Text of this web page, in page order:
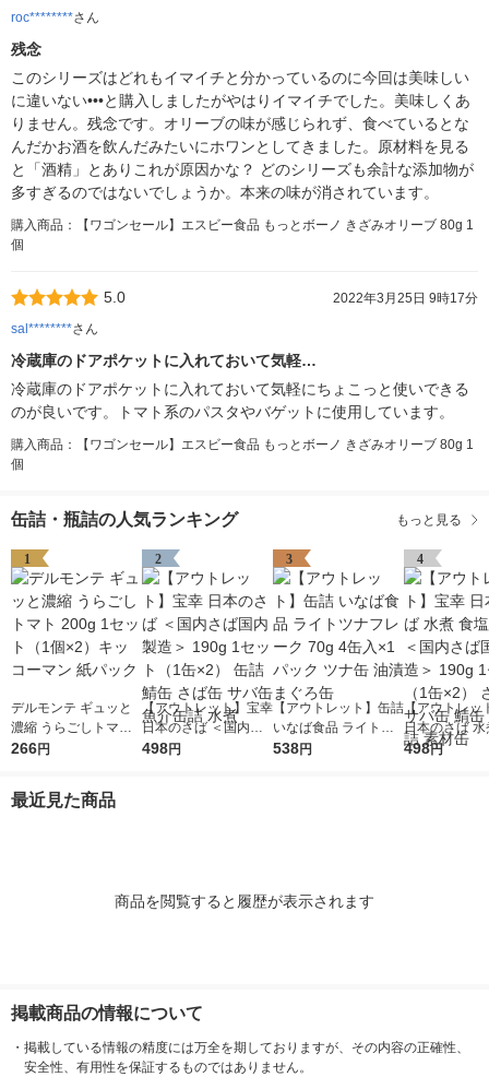
roc********さん
残念
このシリーズはどれもイマイチと分かっているのに今回は美味しい
に違いない•••と購入しましたがやはりイマイチでした。美味しくあ
りません。残念です。オリーブの味が感じられず、食べているとな
んだかお酒を飲んだみたいにホワンとしてきました。原材料を見る
と「酒精」とありこれが原因かな？ どのシリーズも余計な添加物が
多すぎるのではないでしょうか。本来の味が消されています。
購入商品：【ワゴンセール】エスビー食品 もっとボーノ きざみオリーブ 80g 1
個
5.0
2022年3月25日 9時17分
sal********さん
冷蔵庫のドアポケットに入れておいて気軽…
冷蔵庫のドアポケットに入れておいて気軽にちょこっと使いできる
のが良いです。トマト系のパスタやバゲットに使用しています。
購入商品：【ワゴンセール】エスビー食品 もっとボーノ きざみオリーブ 80g 1
個
缶詰・瓶詰の人気ランキング もっと見る
1
デルモンテ ギュッと
濃縮 うらごしトマト
200g 1セット（1個×
266円
2
【アウトレット】宝幸
日本のさば ＜国内さ
ば国内製造＞ 190g 1
498円
3
【アウトレット】缶詰
いなば食品 ライトツ
ナフレーク 70g 4缶入
538円
4
【アウトレッ
日本のさば
不使用 ＜国内
498円
最近見た商品
商品を閲覧すると履歴が表示されます
掲載商品の情報について
・ 掲載している情報の精度には万全を期しておりますが、その内容の正確性、
安全性、有用性を保証するものではありません。